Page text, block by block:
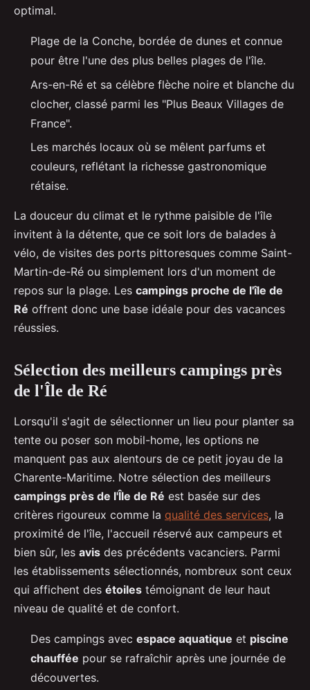
optimal.
Plage de la Conche, bordée de dunes et connue
pour être l'une des plus belles plages de l'île.
Ars-en-Ré et sa célèbre flèche noire et blanche du
clocher, classé parmi les "Plus Beaux Villages de
France".
Les marchés locaux où se mêlent parfums et
couleurs, reflétant la richesse gastronomique
rétaise.
La douceur du climat et le rythme paisible de l'île
invitent à la détente, que ce soit lors de balades à
vélo, de visites des ports pittoresques comme Saint-
Martin-de-Ré ou simplement lors d'un moment de
repos sur la plage. Les campings proche de l'île de
Ré offrent donc une base idéale pour des vacances
réussies.
Sélection des meilleurs campings près
de l'Île de Ré
Lorsqu'il s'agit de sélectionner un lieu pour planter sa
tente ou poser son mobil-home, les options ne
manquent pas aux alentours de ce petit joyau de la
Charente-Maritime. Notre sélection des meilleurs
campings près de l'Île de Ré est basée sur des
critères rigoureux comme la qualité des services, la
proximité de l'île, l'accueil réservé aux campeurs et
bien sûr, les avis des précédents vacanciers. Parmi
les établissements sélectionnés, nombreux sont ceux
qui affichent des étoiles témoignant de leur haut
niveau de qualité et de confort.
Des campings avec espace aquatique et piscine
chauffée pour se rafraîchir après une journée de
découvertes.